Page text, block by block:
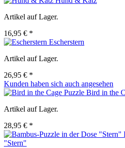
Artikel auf Lager.
16,95 € *
Escherstern
Artikel auf Lager.
26,95 € *
Kunden haben sich auch angesehen
Bird in the
Artikel auf Lager.
28,95 € *
"Stern"